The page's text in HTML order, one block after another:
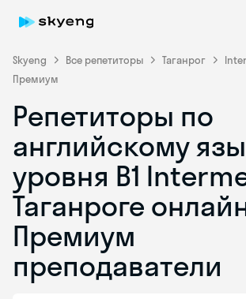
Skyeng Все репетиторы Таганрог
Премиум
Репетиторы по
английскому
уровня B1
Таганроге
Премиум
преподаватели
Skyeng Chat